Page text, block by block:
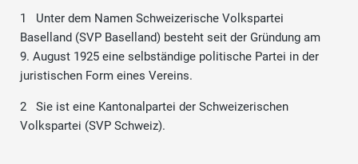
1 Unter dem Namen Schweizerische Volkspartei
Baselland (SVP Baselland) besteht seit der Gründung am
9. August 1925 eine selbständige politische Partei in der
juristischen Form eines Vereins.
2 Sie ist eine Kantonalpartei der Schweizerischen
Volkspartei (SVP Schweiz).